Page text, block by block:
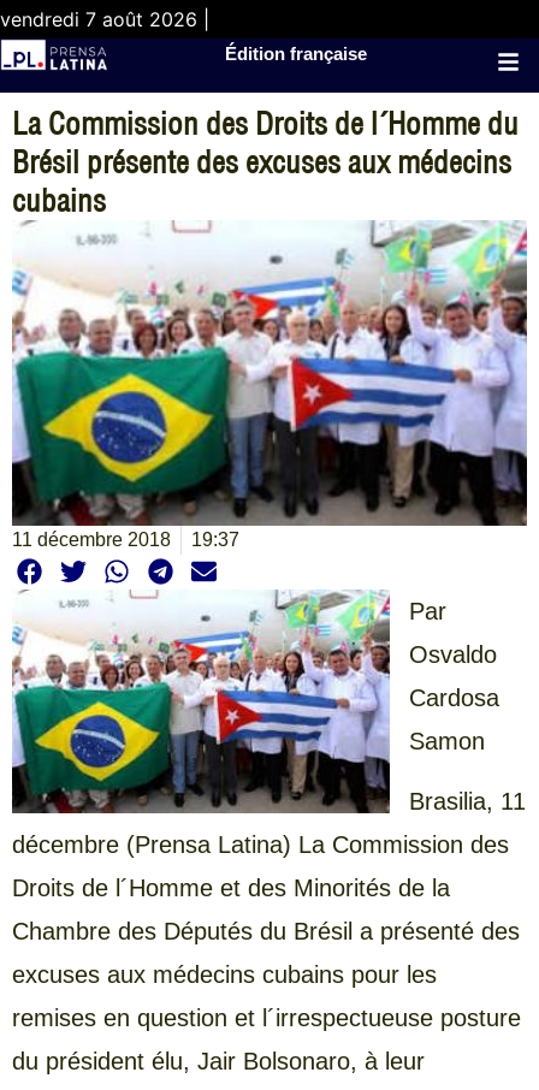
vendredi 7 août 2026 |
Édition française
La Commission des Droits de l´Homme du
Brésil présente des excuses aux médecins
cubains
11 décembre 2018 19:37
Par
Osvaldo
Cardosa
Samon
Brasilia, 11
décembre (Prensa Latina) La Commission des
Droits de l´Homme et des Minorités de la
Chambre des Députés du Brésil a présenté des
excuses aux médecins cubains pour les
remises en question et l´irrespectueuse posture
du président élu, Jair Bolsonaro, à leur